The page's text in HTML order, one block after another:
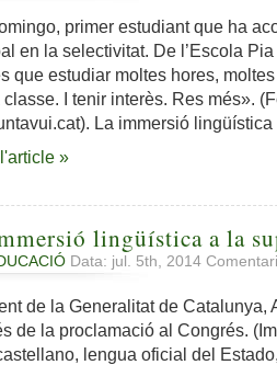
primer estudiant que ha
en la selectivitat. De l’Escola
que estudiar moltes hores,
I tenir interès. Res més».
La immersió
»
lingüística a la
Data: jul. 5th, 2014
de la Generalitat de Catalunya,
de la proclamació al Congrés.
lengua oficial del